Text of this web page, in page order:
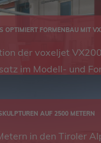
OPTIMIERT FORMENBAU MIT
der voxeljet
im Modell- und
AUF 2500 METERN
in den Tiroler